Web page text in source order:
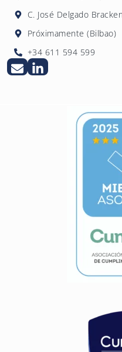
C. José Delgado
Próximamente (Bilbao)
+34 611 594 599